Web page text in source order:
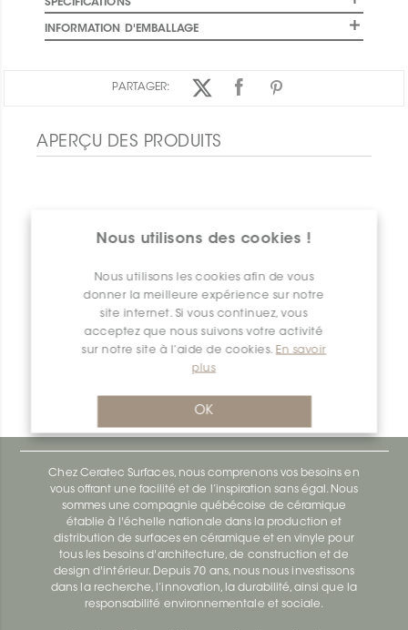
Nous utilisons des cookies !
Nous utilisons les cookies afin de vous
donner la meilleure expérience sur notre
site internet. Si vous continuez, vous
acceptez que nous suivons votre activité
sur notre site à l’aide de cookies. En savoir
plus
OK
SPÉCIFICATIONS
INFORMATION D'EMBALLAGE
PARTAGER:
APERÇU DES PRODUITS
Bara-Rw E90/RW120BW
Chez Ceratec Surfaces, nous comprenons vos besoins en
vous offrant une facilité et de l’inspiration sans égal. Nous
sommes une compagnie québécoise de céramique
établie à l'échelle nationale dans la production et
distribution de surfaces en céramique et en vinyle pour
tous les besoins d'architecture, de construction et de
design d'intérieur. Depuis 70 ans, nous nous investissons
dans la recherche, l’innovation, la durabilité, ainsi que la
responsabilité environnementale et sociale.